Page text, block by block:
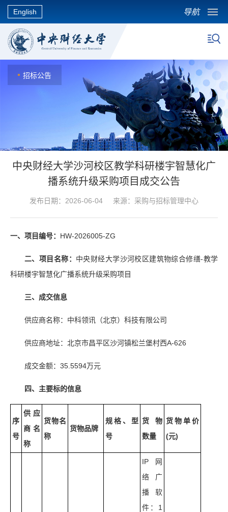
English 导航
招标公告
中央财经大学沙河校区教学科研楼宇智慧化广
播系统升级采购项目成交公告
发布日期：2026-06-04 来源：采购与招标管理中心
一、项目编号： HW-2026005-ZG
二、项目名称： 中央财经大学沙河校区建筑物综合修缮-教学
科研楼宇智慧化广播系统升级采购项目
三、成交信息
供应商名称：中科领讯（北京）科技有限公司
供应商地址：北京市昌平区沙河镇松兰堡村西A-626
成交金额：35.5594万元
四、主要标的信息
序
号
供应
商名
称
货物名
称
货物品牌
规格、型
号
货物
数量
货物单价
(元)
IP网
络广
播软
件：1